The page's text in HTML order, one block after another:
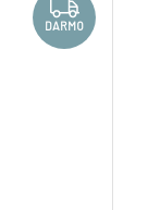
DARMO